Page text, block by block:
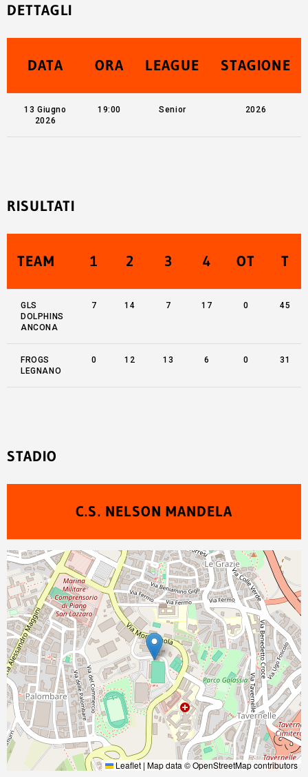
DETTAGLI
DATA ORA LEAGUE STAGIONE
13 Giugno
2026
19:00 Senior 2026
RISULTATI
TEAM 1 2 3 4 OT T
GLS
DOLPHINS
ANCONA
7 14 7 17 0 45
FROGS
LEGNANO
0 12 13 6 0 31
STADIO
C.S. NELSON MANDELA
Leaflet | Map data ©OpenStreetMapcontributors